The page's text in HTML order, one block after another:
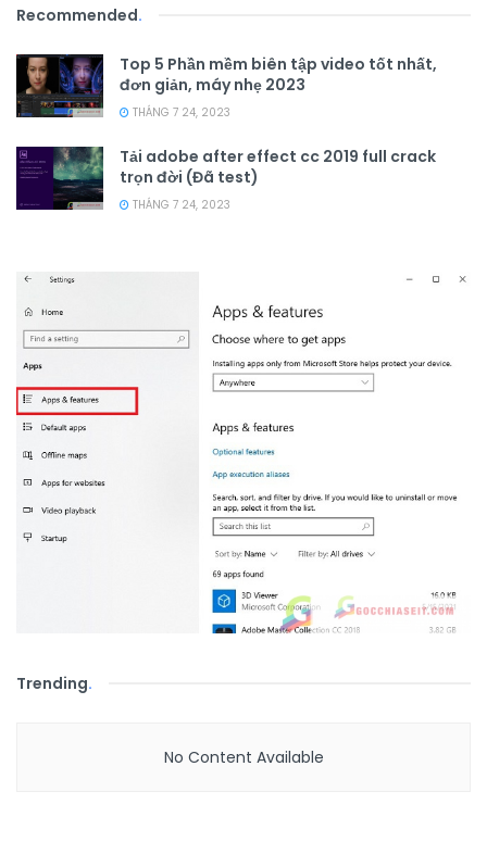
Recommended.
Top 5 Phần mềm biên tập video tốt nhất,
đơn giản, máy nhẹ 2023
THÁNG 7 24, 2023
Tải adobe after effect cc 2019 full crack
trọn đời (Đã test)
THÁNG 7 24, 2023
Trending.
No Content Available